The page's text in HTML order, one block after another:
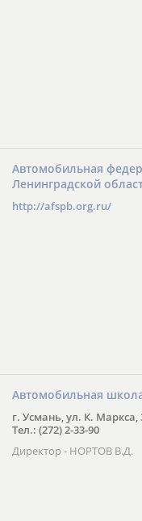
Автомобильная
Ленинградской
http://afspb.org.ru/
Автомобильная
г. Усмань, ул. К. Маркса,
Тел.: (272) 2-33-90
Директор - НОРТОВ В.Д.